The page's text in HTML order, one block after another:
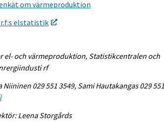
om värmeproduktion
elstatistik
el- och värmeproduktion, Statistikcentralen och
rf
029 551 3549, Sami Hautakangas 029
Leena Storgårds